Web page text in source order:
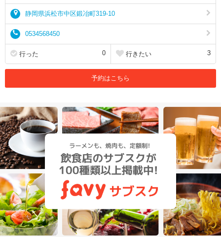
静岡県浜松市中区鍛冶町319-10
0534568450
行った 0 行きたい 3
予約はこちら